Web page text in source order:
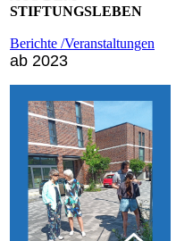
STIFTUNGSLEBEN
Berichte /Veranstaltungen
ab 2023